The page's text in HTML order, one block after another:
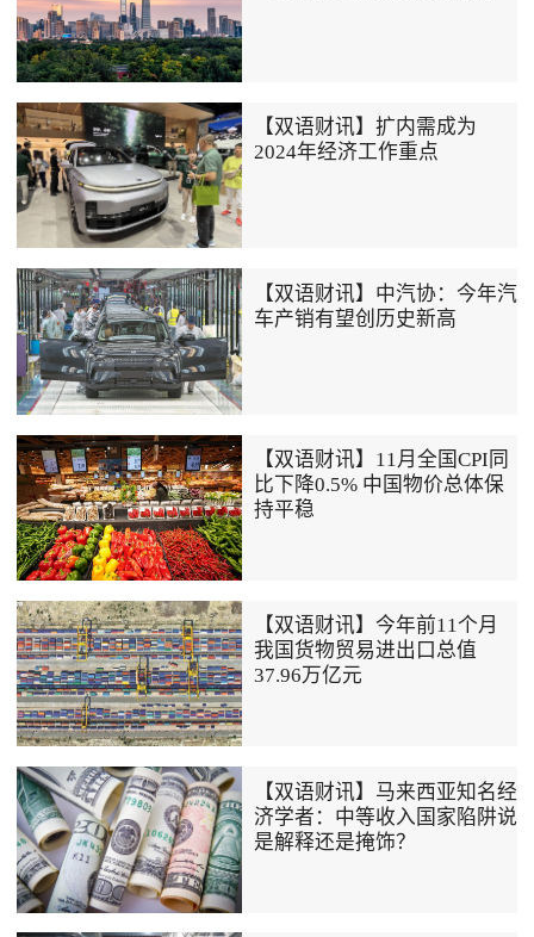
【双语财讯】扩内需成为
2024年经济工作重点
【双语财讯】中汽协：今年汽
车产销有望创历史新高
【双语财讯】11月全国CPI同
比下降0.5% 中国物价总体保
持平稳
【双语财讯】今年前11个月
我国货物贸易进出口总值
37.96万亿元
【双语财讯】马来西亚知名经
济学者：中等收入国家陷阱说
是解释还是掩饰？